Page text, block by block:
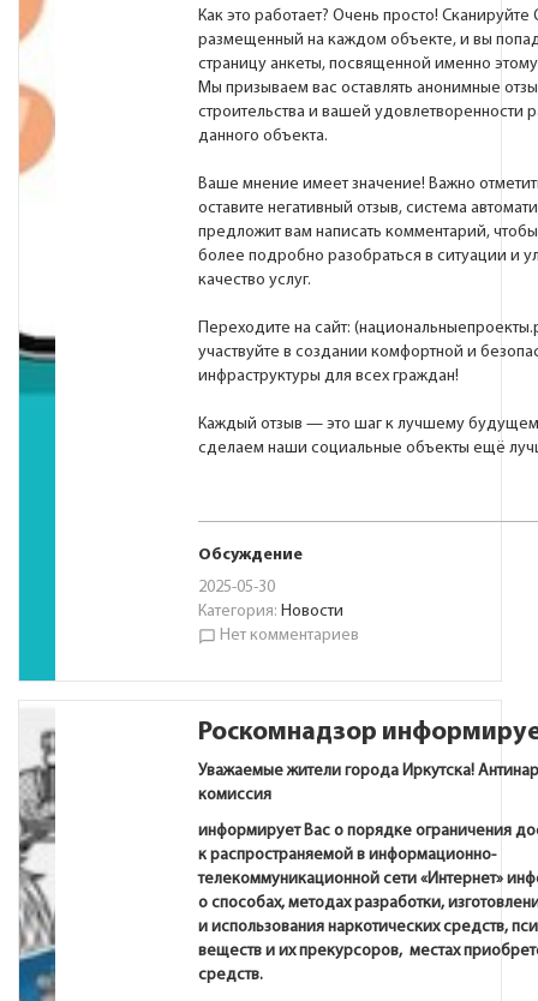
Как это работает? Очень просто! Сканируйте
размещенный на каждом объекте, и вы
страницу анкеты, посвященной именно
Мы призываем вас оставлять анонимные
строительства и вашей удовлетворенности
данного объекта.
Ваше мнение имеет значение! Важно
оставите негативный отзыв, система
предложит вам написать комментарий,
более подробно разобраться в ситуации и
качество услуг.
Переходите на сайт:
участвуйте в создании комфортной и
инфраструктуры для всех граждан!
Каждый отзыв — это шаг к лучшему
сделаем наши социальные объекты ещё
Обсуждение
2025-05-30
Категория: Новости
chat_bubble_outline Нет комментариев
Роскомнадзор
Уважаемые жители города Иркутска! А
комиссия
информирует Вас о порядке ограничения
к распространяемой в информационно-
телекоммуникационной сети «Интернет»
о способах, методах разработки,
и использования наркотических средств,
веществ и их прекурсоров, местах
средств.